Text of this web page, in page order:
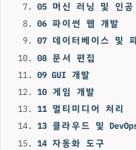
05 머신 러닝 및 인공
06 파이썬 웹 개발
07 데이터베이스 및
08 문서 편집
09 GUI 개발
10 게임 개발
11 멀티미디어 처리
13 클라우드 및
14 자동화 도구